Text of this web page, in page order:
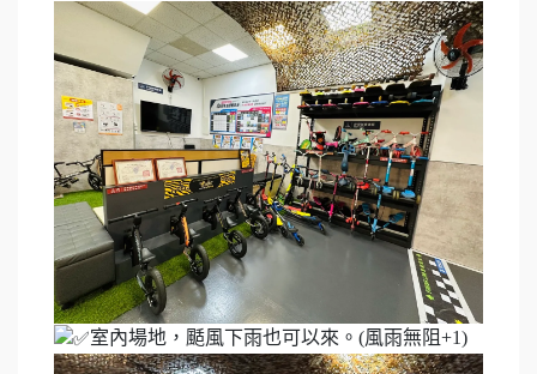
室內場地，颳風下雨也可以來。(風雨無阻+1)